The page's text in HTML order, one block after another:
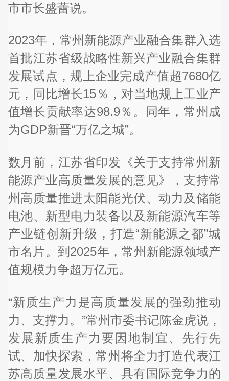
市市长盛蕾说。
2023年，常州新能源产业融合集群入选
首批江苏省级战略性新兴产业融合集群
发展试点，规上企业完成产值超7680亿
元，同比增长15％，对当地规上工业产
值增长贡献率达98.9％。同年，常州成
为GDP新晋“万亿之城”。
数月前，江苏省印发《关于支持常州新
能源产业高质量发展的意见》，支持常
州高质量推进太阳能光伏、动力及储能
电池、新型电力装备以及新能源汽车等
产业链创新升级，打造“新能源之都”城
市名片。到2025年，常州新能源领域产
值规模力争超万亿元。
“新质生产力是高质量发展的强劲推动
力、支撑力。”常州市委书记陈金虎说，
发展新质生产力要因地制宜、先行先
试、加快探索，常州将全力打造代表江
苏高质量发展水平、具有国际竞争力的